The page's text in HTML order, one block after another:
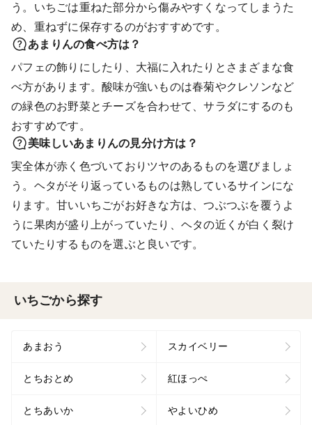
う。いちごは重ねた部分から傷みやすくなってしまうた
め、重ねずに保存するのがおすすめです。
あまりんの食べ方は？
パフェの飾りにしたり、大福に入れたりとさまざまな食
べ方があります。酸味が強いものは春菊やクレソンなど
の緑色のお野菜とチーズを合わせて、サラダにするのも
おすすめです。
美味しいあまりんの見分け方は？
実全体が赤く色づいておりツヤのあるものを選びましょ
う。ヘタがそり返っているものは熟しているサインにな
ります。甘いいちごがお好きな方は、つぶつぶを覆うよ
うに果肉が盛り上がっていたり、ヘタの近くが白く裂け
ていたりするものを選ぶと良いです。
いちごから探す
あまおう スカイベリー
とちおとめ 紅ほっぺ
とちあいか やよいひめ